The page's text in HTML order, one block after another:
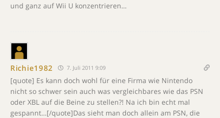
und ganz auf Wii U konzentrieren…
Richie1982 7. Juli 2011 9:09
[quote] Es kann doch wohl für eine Firma wie Nintendo
nicht so schwer sein auch was vergleichbares wie das PSN
oder XBL auf die Beine zu stellen?! Na ich bin echt mal
gespannt…[/quote]Das sieht man doch allein am PSN, die